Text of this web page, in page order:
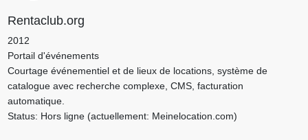
Rentaclub.org
2012
Portail d'événements
Courtage événementiel et de lieux de locations, système de
catalogue avec recherche complexe, CMS, facturation
automatique.
Status: Hors ligne (actuellement: Meinelocation.com)